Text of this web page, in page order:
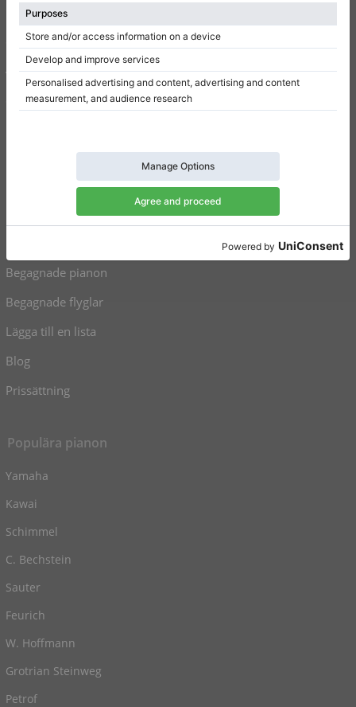
Om oss
Skriv en recension
Användarvillkor
Sekretesspolicy
Upprätt pianon till salu
Begagnade pianon
Begagnade flyglar
Lägga till en lista
Blog
Prissättning
Populära pianon
Yamaha
Kawai
Schimmel
C. Bechstein
Sauter
Feurich
W. Hoffmann
Grotrian Steinweg
Petrof